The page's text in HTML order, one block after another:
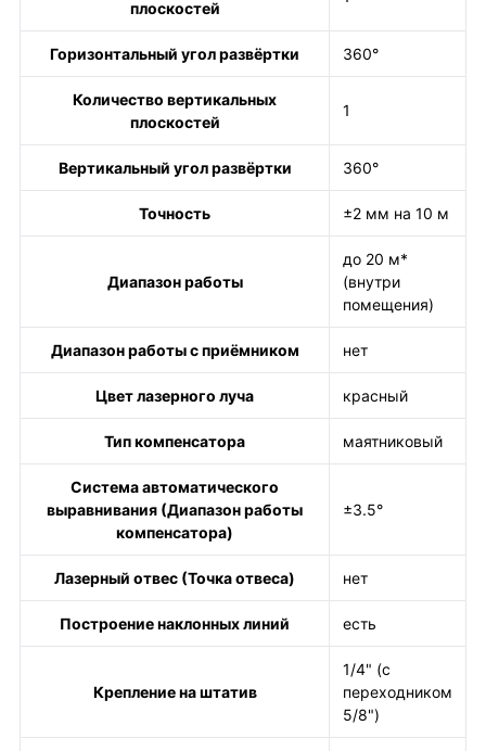
плоскостей
Горизонтальный угол развёртки 360°
Количество вертикальных
плоскостей
1
Вертикальный угол развёртки 360°
Точность ±2 мм на 10 м
Диапазон работы
до 20 м*
(внутри
помещения)
Диапазон работы с приёмником нет
Цвет лазерного луча красный
Тип компенсатора маятниковый
Система автоматического
выравнивания (Диапазон работы
компенсатора)
±3.5°
Лазерный отвес (Точка отвеса) нет
Построение наклонных линий есть
Крепление на штатив
1/4" (с
переходником
5/8")